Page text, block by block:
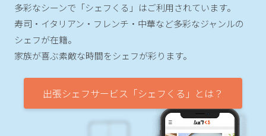
多彩なシーンで「シェフくる」はご利用されています。
寿司・イタリアン・フレンチ・中華など多彩なジャンルの
シェフが在籍。
家族が喜ぶ素敵な時間をシェフが彩ります。
出張シェフサービス「シェフくる」とは？